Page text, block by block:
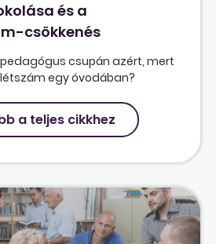
és a
csökkenés
csupán azért, mert
egy óvodában?
a teljes cikkhez